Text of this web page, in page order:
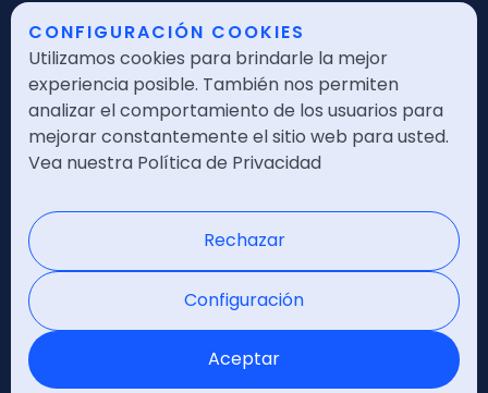
Legales
Política de calidad
Política de seguridad
Política de privacidad
Nota legal
Certificaciones
CONFIGURACIÓN COOKIES
Utilizamos cookies para brindarle la mejor
experiencia posible. También nos permiten
analizar el comportamiento de los usuarios para
mejorar constantemente el sitio web para usted.
Vea nuestra Política de Privacidad
Rechazar
Configuración
Aceptar